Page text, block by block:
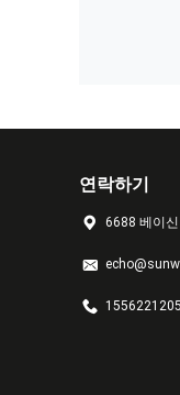
연락하기
6688 베이